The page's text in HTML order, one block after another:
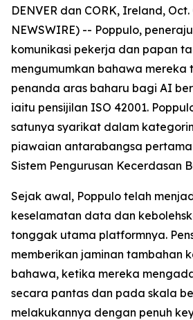
DENVER dan CORK, Ireland, Oct.
NEWSWIRE) -- Poppulo,
komunikasi pekerja dan papan
mengumumkan bahawa mereka
penanda aras baharu bagi AI
iaitu pensijilan ISO 42001.
satunya syarikat dalam
piawaian antarabangsa
Sistem Pengurusan Kecerdasan
Sejak awal, Poppulo telah
keselamatan data dan
tonggak utama platformnya.
memberikan jaminan tambahan
bahawa, ketika mereka
secara pantas dan pada skala
melakukannya dengan penuh